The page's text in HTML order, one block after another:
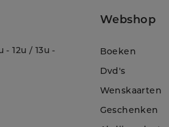
12u / 13u -
Webshop
Boeken
Dvd's
Wenskaarten
Geschenken